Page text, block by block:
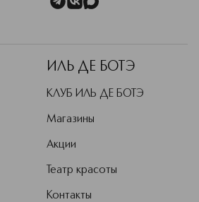
ИЛЬ ДЕ БОТЭ
КЛУБ ИЛЬ ДЕ БОТЭ
Магазины
Акции
Театр красоты
Контакты